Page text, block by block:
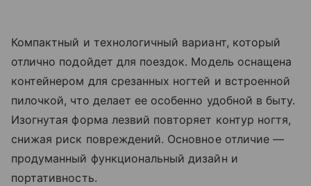
Компактный и технологичный вариант, который
отлично подойдет для поездок. Модель оснащена
контейнером для срезанных ногтей и встроенной
пилочкой, что делает ее особенно удобной в быту.
Изогнутая форма лезвий повторяет контур ногтя,
снижая риск повреждений. Основное отличие —
продуманный функциональный дизайн и
портативность.